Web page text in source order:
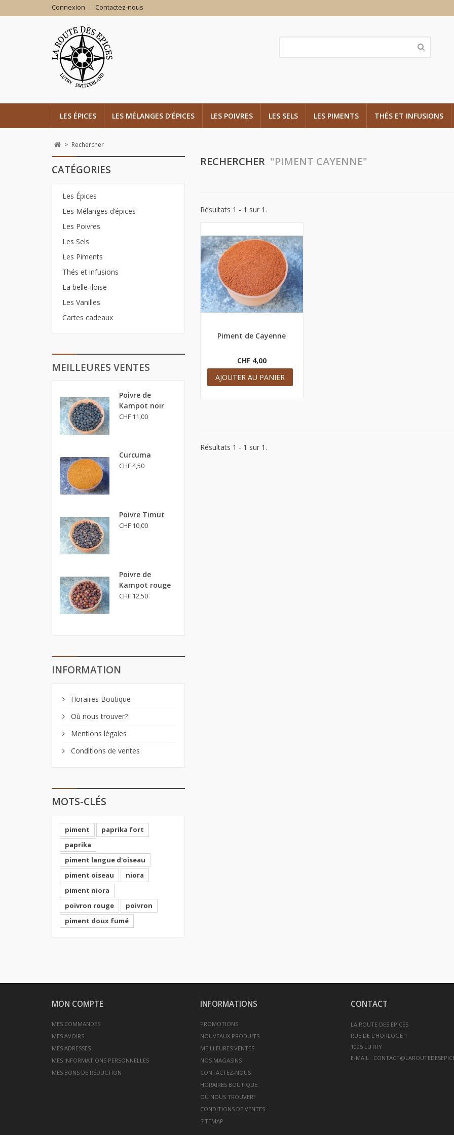
Connexion Contactez-nous
LES ÉPICES LES MÉLANGES D’ÉPICES LES POIVRES LES SELS LES PIMENTS THÉS ET INFUSIONS
> Rechercher
CATÉGORIES
Les Épices
Les Mélanges d’épices
Les Poivres
Les Sels
Les Piments
Thés et infusions
La belle-iloise
Les Vanilles
Cartes cadeaux
MEILLEURES VENTES
Poivre de
Kampot noir
CHF 11,00
Curcuma
CHF 4,50
Poivre Timut
CHF 10,00
Poivre de
Kampot rouge
CHF 12,50
INFORMATION
Horaires Boutique
Où nous trouver?
Mentions légales
Conditions de ventes
MOTS-CLÉS
piment
paprika fort
paprika
piment langue d'oiseau
piment oiseau
niora
piment niora
poivron rouge
poivron
piment doux fumé
RECHERCHER "PIMENT CAYENNE"
Résultats 1 - 1 sur 1.
Aperçu rapide
Piment de Cayenne
CHF 4,00
AJOUTER AU PANIER
Résultats 1 - 1 sur 1.
MON COMPTE
MES COMMANDES
MES AVOIRS
MES ADRESSES
MES INFORMATIONS PERSONNELLES
MES BONS DE RÉDUCTION
INFORMATIONS
PROMOTIONS
NOUVEAUX PRODUITS
MEILLEURES VENTES
NOS MAGASINS
CONTACTEZ-NOUS
HORAIRES BOUTIQUE
OÙ NOUS TROUVER?
CONDITIONS DE VENTES
SITEMAP
CONTACT
LA ROUTE DES EPICES
RUE DE L’HORLOGE 1
E-MAIL :